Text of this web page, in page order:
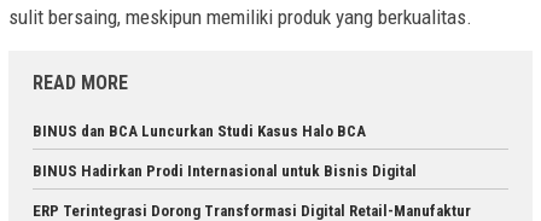
sulit bersaing, meskipun memiliki produk yang berkualitas.
READ MORE
BINUS dan BCA Luncurkan Studi Kasus Halo BCA
BINUS Hadirkan Prodi Internasional untuk Bisnis Digital
ERP Terintegrasi Dorong Transformasi Digital Retail-Manufaktur